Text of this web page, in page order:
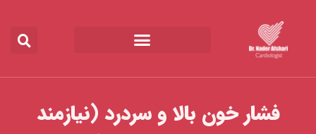
فشار خون بالا و سردرد (نیازمند